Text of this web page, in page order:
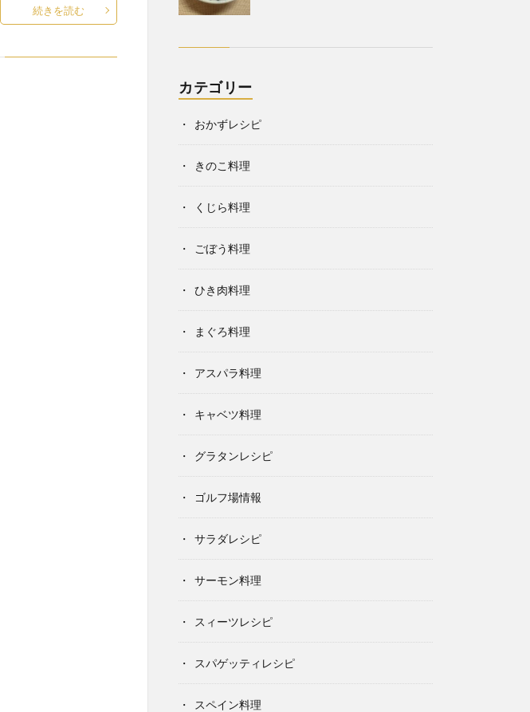
続きを読む
カテゴリー
おかずレシピ
きのこ料理
くじら料理
ごぼう料理
ひき肉料理
まぐろ料理
アスパラ料理
キャベツ料理
グラタンレシピ
ゴルフ場情報
サラダレシピ
サーモン料理
スィーツレシピ
スパゲッティレシピ
スペイン料理